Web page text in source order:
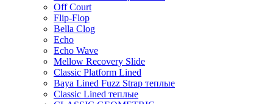
Off Court
Flip-Flop
Bella Clog
Echo
Echo Wave
Mellow Recovery Slide
Classic Platform Lined
Baya Lined Fuzz Strap теплые
Classic Lined теплые